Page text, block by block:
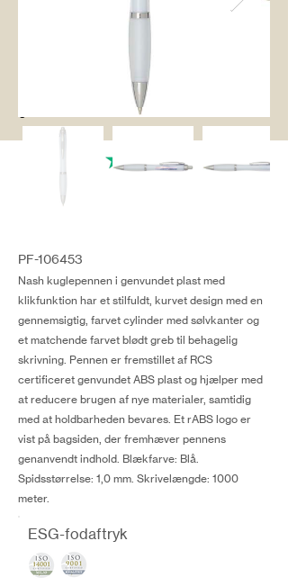
PF-106453
Nash kuglepennen i genvundet plast med
klikfunktion har et stilfuldt, kurvet design med en
gennemsigtig, farvet cylinder med sølvkanter og
et matchende farvet blødt greb til behagelig
skrivning. Pennen er fremstillet af RCS
certificeret genvundet ABS plast og hjælper med
at reducere brugen af nye materialer, samtidig
med at holdbarheden bevares. Et rABS logo er
vist på bagsiden, der fremhæver pennens
genanvendt indhold. Blækfarve: Blå.
Spidsstørrelse: 1,0 mm. Skrivelængde: 1000
meter.
ESG-fodaftryk